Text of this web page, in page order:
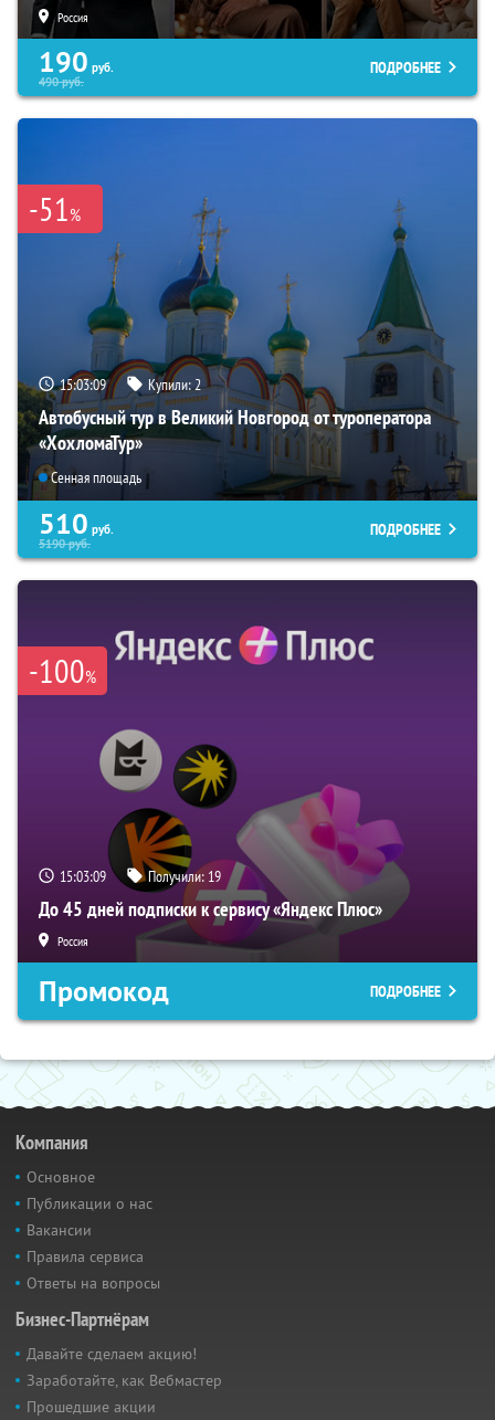
Россия
190 руб.
490руб.
ПОДРОБНЕЕ
-51%
15:03:08 Купили:2
Автобусный тур в Великий Новгород от туроператора
«ХохломаТур»
Сенная площадь
510 руб.
5190руб.
ПОДРОБНЕЕ
-100%
15:03:08 Получили: 19
До 45 дней подписки к сервису «Яндекс Плюс»
Россия
Промокод ПОДРОБНЕЕ
Компания
Основное
Публикации о нас
Вакансии
Правила сервиса
Ответы на вопросы
Бизнес-Партнёрам
Давайте сделаем акцию!
Заработайте, как Вебмастер
Прошедшие акции